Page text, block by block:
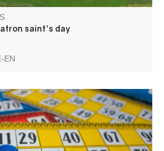
saint's day
EN
Chambrette !! Venez gagner des
apéro dinatoire chaleureux.